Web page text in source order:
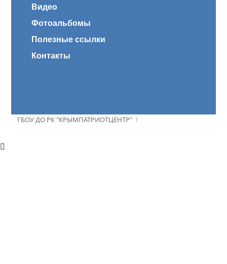
Видео
Фотоальбомы
Полезные ссылки
Контакты
ГБОУ ДО РК "КРЫМПАТРИОТЦЕНТР"